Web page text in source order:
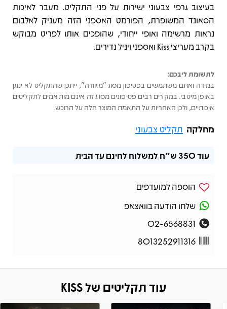
בעיצוב גרפי צבעוני ישירות על פני התקליט. מעבר לאיכות
הסאונד המשופרת, הפורמט האספני הזה מעניק לאלבום
נראות מרשימה ואופי ייחודי, שהופכים אותו לפריט מבוקש
בקרב מעריצי Kiss ואספני ויניל נדירים.
לתשומת ליבכם:
במידה ואתם משתמשים בפטיפון מסוג "מזוודה", ייתכן שהתקליט לא ינוגן
באופן מיטבי. במקרים רבים פטיפונים מסוג זה אינם מותאמים לתקליטים
איכותיים, ולכן האחריות על התאמת המוצר חלה על הרוכש.
מחלקה תקליט צבעוני
עוד350 ש"ח למשלוח לחינם עד הבית
הוספה למועדפים
שלחו הודעה בוואצאפ
02-6568831
8013252911316
עוד תקליטים של KISS